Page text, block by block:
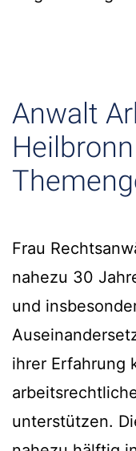
Anwalt
Frau
nahezu 30
und
ihrer Erfahrung
unterstützen.